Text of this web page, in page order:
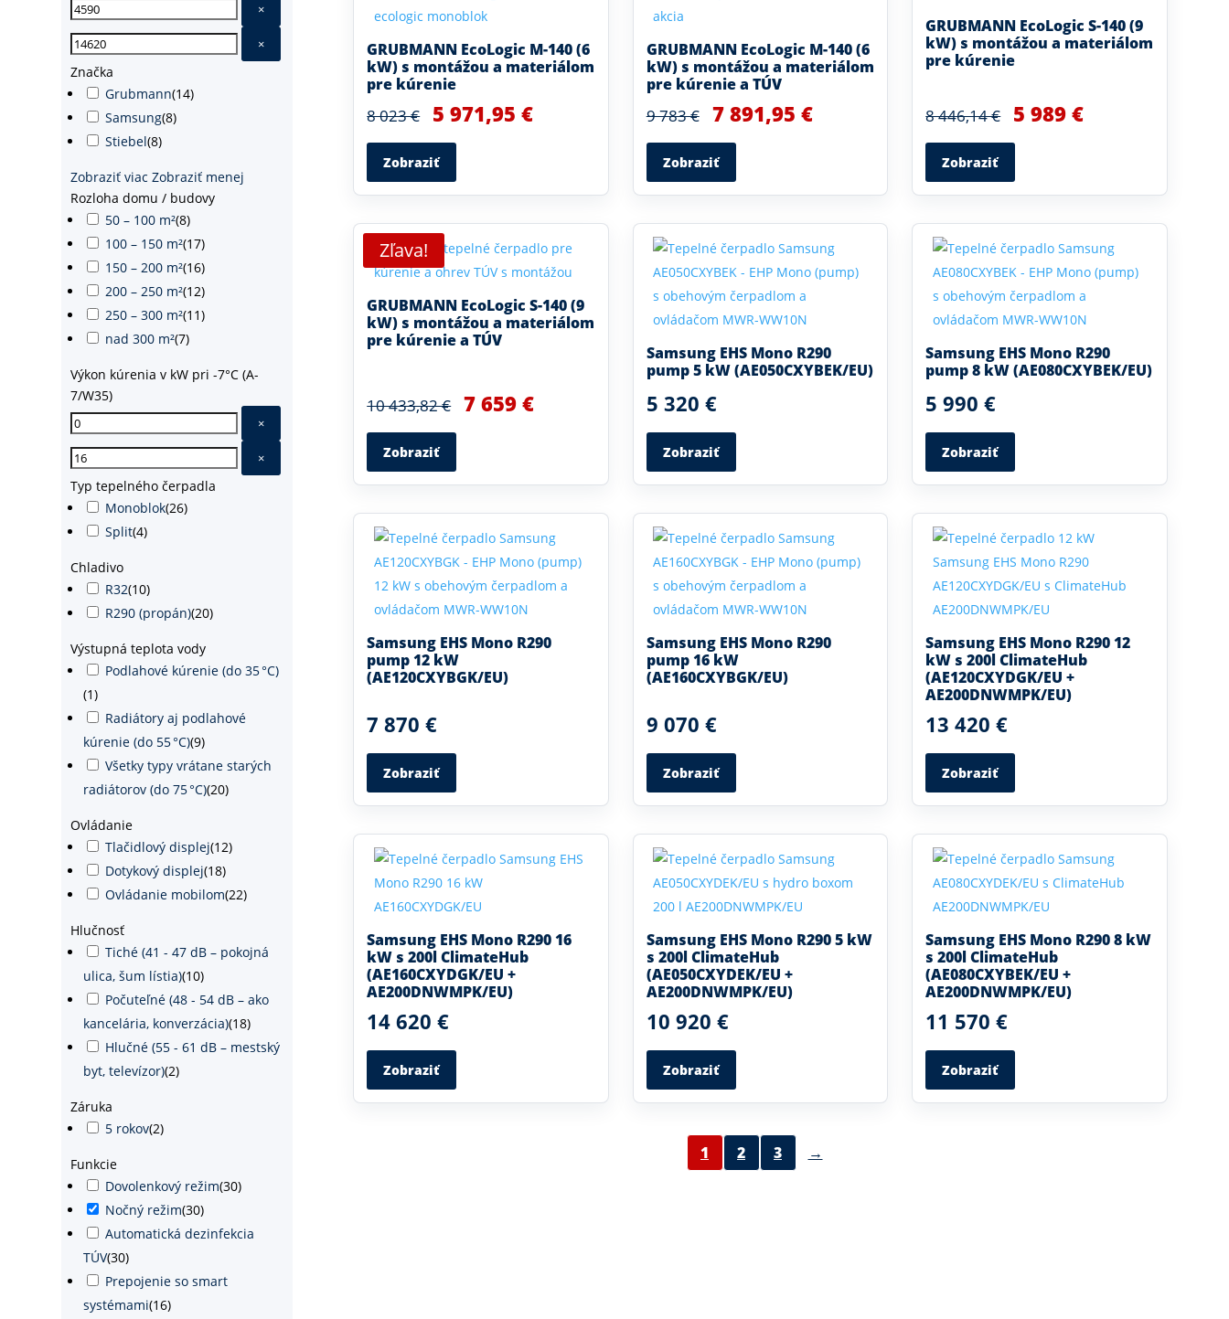
×
×
Značka
Grubmann(14)
Samsung(8)
Stiebel(8)
Zobraziť viac Zobraziť menej
Rozloha domu / budovy
50 – 100 m²(8)
100 – 150 m²(17)
150 – 200 m²(16)
200 – 250 m²(12)
250 – 300 m²(11)
nad 300 m²(7)
Výkon kúrenia v kW pri -7°C (A-
7/W35)
×
×
Typ tepelného čerpadla
Monoblok(26)
Split(4)
Chladivo
R32(10)
R290 (propán)(20)
Výstupná teplota vody
Podlahové kúrenie (do 35 °C)
(1)
Radiátory aj podlahové
kúrenie (do 55 °C)(9)
Všetky typy vrátane starých
radiátorov (do 75 °C)(20)
Ovládanie
Tlačidlový displej(12)
Dotykový displej(18)
Ovládanie mobilom(22)
Hlučnosť
Tiché (41 - 47 dB – pokojná
ulica, šum lístia)(10)
Počuteľné (48 - 54 dB – ako
kancelária, konverzácia)(18)
Hlučné (55 - 61 dB – mestský
byt, televízor)(2)
Záruka
5 rokov(2)
Funkcie
Dovolenkový režim(30)
Nočný režim(30)
Automatická dezinfekcia
TÚV(30)
Prepojenie so smart
systémami(16)
GRUBMANN EcoLogic M-140 (6
kW) s montážou a materiálom
pre kúrenie
8 023 € 5 971,95 €
Zobraziť
GRUBMANN EcoLogic M-140 (6
kW) s montážou a materiálom
pre kúrenie a TÚV
9 783 € 7 891,95 €
Zobraziť
GRUBMANN EcoLogic S-140 (9
kW) s montážou a materiálom
pre kúrenie
8 446,14 € 5 989 €
Zobraziť
Zľava!
GRUBMANN EcoLogic S-140 (9
kW) s montážou a materiálom
pre kúrenie a TÚV
10 433,82 € 7 659 €
Zobraziť
Samsung EHS Mono R290
pump 5 kW (AE050CXYBEK/EU)
5 320 €
Zobraziť
Samsung EHS Mono R290
pump 8 kW (AE080CXYBEK/EU)
5 990 €
Zobraziť
Samsung EHS Mono R290
pump 12 kW
(AE120CXYBGK/EU)
7 870 €
Zobraziť
Samsung EHS Mono R290
pump 16 kW
(AE160CXYBGK/EU)
9 070 €
Zobraziť
Samsung EHS Mono R290 12
kW s 200l ClimateHub
(AE120CXYDGK/EU +
AE200DNWMPK/EU)
13 420 €
Zobraziť
Samsung EHS Mono R290 16
kW s 200l ClimateHub
(AE160CXYDGK/EU +
AE200DNWMPK/EU)
14 620 €
Zobraziť
Samsung EHS Mono R290 5 kW
s 200l ClimateHub
(AE050CXYDEK/EU +
AE200DNWMPK/EU)
10 920 €
Zobraziť
Samsung EHS Mono R290 8 kW
s 200l ClimateHub
(AE080CXYBEK/EU +
AE200DNWMPK/EU)
11 570 €
Zobraziť
1 2 3 →